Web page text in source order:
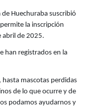
de Huechuraba suscribió
la inscripción
abril de 2025.
han registrados en la
hasta mascotas perdidas
de lo que ocurre y de
podamos ayudarnos y